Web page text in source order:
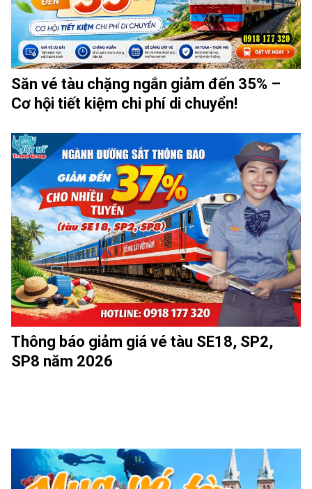
Săn vé tàu chặng ngắn giảm đến 35% –
Cơ hội tiết kiệm chi phí di chuyển!
Thông báo giảm giá vé tàu SE18, SP2,
SP8 năm 2026